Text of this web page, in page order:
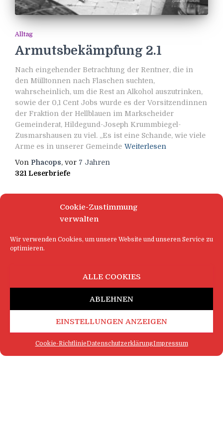
Cookie-Zustimmung
verwalten
Wir verwenden Cookies, um unsere Website und unseren Service zu
optimieren.
ALLE COOKIES
ABLEHNEN
EINSTELLUNGEN ANZEIGEN
Cookie-RichtlinieDatenschutzerklärungImpressum
Alltag
Armutsbekämpfung 2.1
Nach eingehender Betrachtung der Rentner, die in
den Mülltonnen nach Flaschen suchten,
wahrscheinlich, um die Rest an Alkohol auszutrinken,
sowie der 0,1 Cent Jobs wurde es der Vorsitzendinnen
der Fraktion der Hellblauen im Markscheider
Gemeinderat, Hildegund-Joseph Krummbiegel-
Zusmarshausen zu viel. „Es ist eine Schande, wie viele
Arme es in unserer Gemeinde Weiterlesen
Von Phacops, vor 7 Jahren
321 Leserbriefe